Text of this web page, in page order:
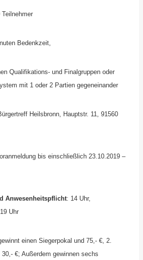
Bedenkzeit,
Qualifikations- und Finalgruppen oder
mit 1 oder 2 Partien gegeneinander
Heilsbronn, Hauptstr. 11, 91560
bis einschließlich 23.10.2019 –
Anwesenheitspflicht: 14 Uhr,
Uhr
einen Siegerpokal und 75,- €, 2.
€; Außerdem gewinnen sechs